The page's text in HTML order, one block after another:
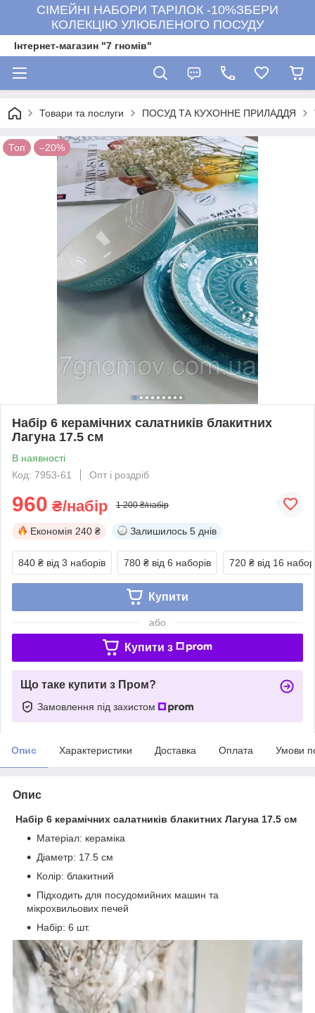
СІМЕЙНІ НАБОРИ ТАРІЛОК -10%ЗБЕРИ
КОЛЕКЦІЮ УЛЮБЛЕНОГО ПОСУДУ
Інтернет-магазин "7 гномів"
Товари та послуги ПОСУД ТА КУХОННЕ ПРИЛАДДЯ
Топ –20%
Набір 6 керамічних салатників блакитних
Лагуна 17.5 см
В наявності
Код: 7953-61
Опт і роздріб
960 ₴/набір 1 200 ₴/набір
Економія 240 ₴ Залишилось 5 днів
840 ₴ від 3 наборів 780 ₴ від 6 наборів 720 ₴ від 16
Купити
або
Купити з
Що таке купити з Пром?
Замовлення під захистом
Опис Характеристики Доставка Оплата Умови
Опис
Набір 6 керамічних салатників блакитних Лагуна 17.5 см
Матеріал: кераміка
Діаметр: 17.5 см
Колір: блакитний
Підходить для посудомийних машин та
мікрохвильових печей
Набір: 6 шт.